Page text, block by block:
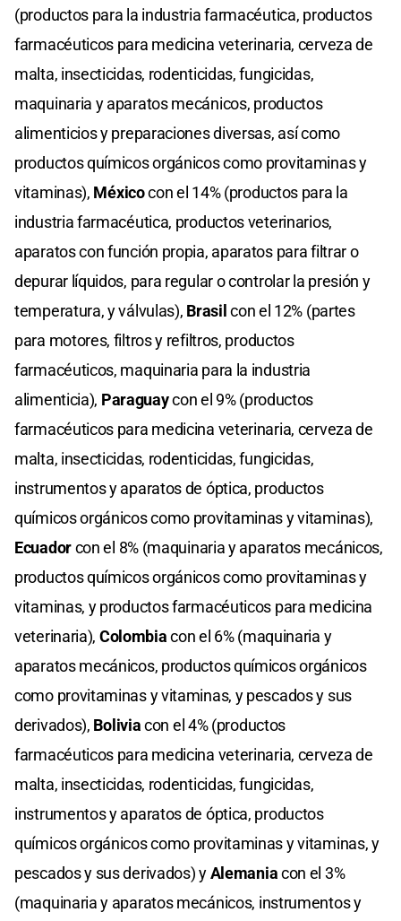
(productos para la industria farmacéutica, productos
farmacéuticos para medicina veterinaria, cerveza de
malta, insecticidas, rodenticidas, fungicidas,
maquinaria y aparatos mecánicos, productos
alimenticios y preparaciones diversas, así como
productos químicos orgánicos como provitaminas y
vitaminas), Méxicocon el 14% (productos para la
industria farmacéutica, productos veterinarios,
aparatos con función propia, aparatos para filtrar o
depurar líquidos, para regular o controlar la presión y
temperatura, y válvulas), Brasil con el 12% (partes
para motores, filtros y refiltros, productos
farmacéuticos, maquinaria para la industria
alimenticia), Paraguaycon el 9% (productos
farmacéuticos para medicina veterinaria, cerveza de
malta, insecticidas, rodenticidas, fungicidas,
instrumentos y aparatos de óptica, productos
químicos orgánicos como provitaminas y vitaminas),
Ecuadorcon el 8% (maquinaria y aparatos mecánicos,
productos químicos orgánicos como provitaminas y
vitaminas, y productos farmacéuticos para medicina
veterinaria), Colombiacon el 6% (maquinaria y
aparatos mecánicos, productos químicos orgánicos
como provitaminas y vitaminas, y pescados y sus
derivados), Boliviacon el 4% (productos
farmacéuticos para medicina veterinaria, cerveza de
malta, insecticidas, rodenticidas, fungicidas,
instrumentos y aparatos de óptica, productos
químicos orgánicos como provitaminas y vitaminas, y
pescados y sus derivados) yAlemaniacon el 3%
(maquinaria y aparatos mecánicos, instrumentos y